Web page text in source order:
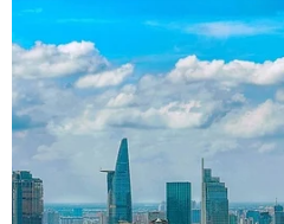
Israel và Liban không đạt
trong ngày đàm phán đầu
05/08/2026 15:01